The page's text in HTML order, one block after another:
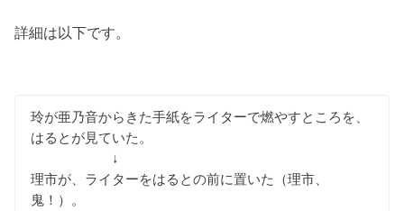
詳細は以下です。
玲が亜乃音からきた手紙をライターで燃やすところを、
はるとが見ていた。
↓
理市が、ライターをはるとの前に置いた（理市、
鬼！）。